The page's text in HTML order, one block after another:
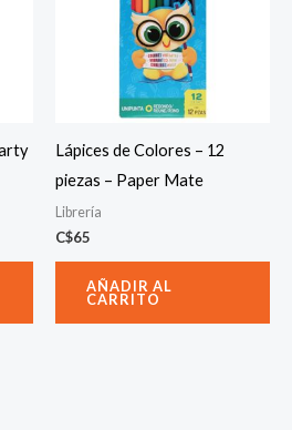
Lápices de Colores – 12
piezas – Paper Mate
Librería
C$65
AÑADIR AL
CARRITO